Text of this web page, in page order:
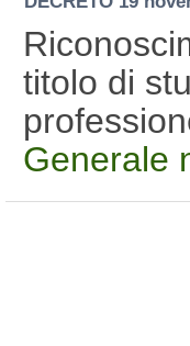
titolo di
Generale